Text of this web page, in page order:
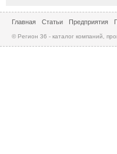
Главная Статьи Предприятия
© Регион 36 - каталог компаний,